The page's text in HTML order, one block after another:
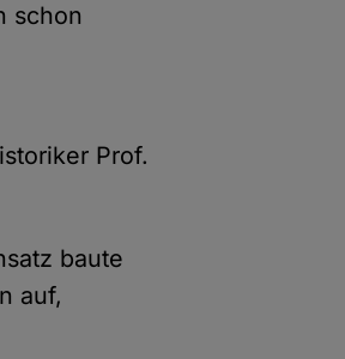
schon
Prof.
baute
auf,